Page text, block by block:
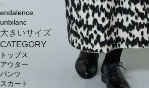
endalence
unbilanc
大きいサイズ
CATEGORY
トップス
アウター
パンツ
スカート